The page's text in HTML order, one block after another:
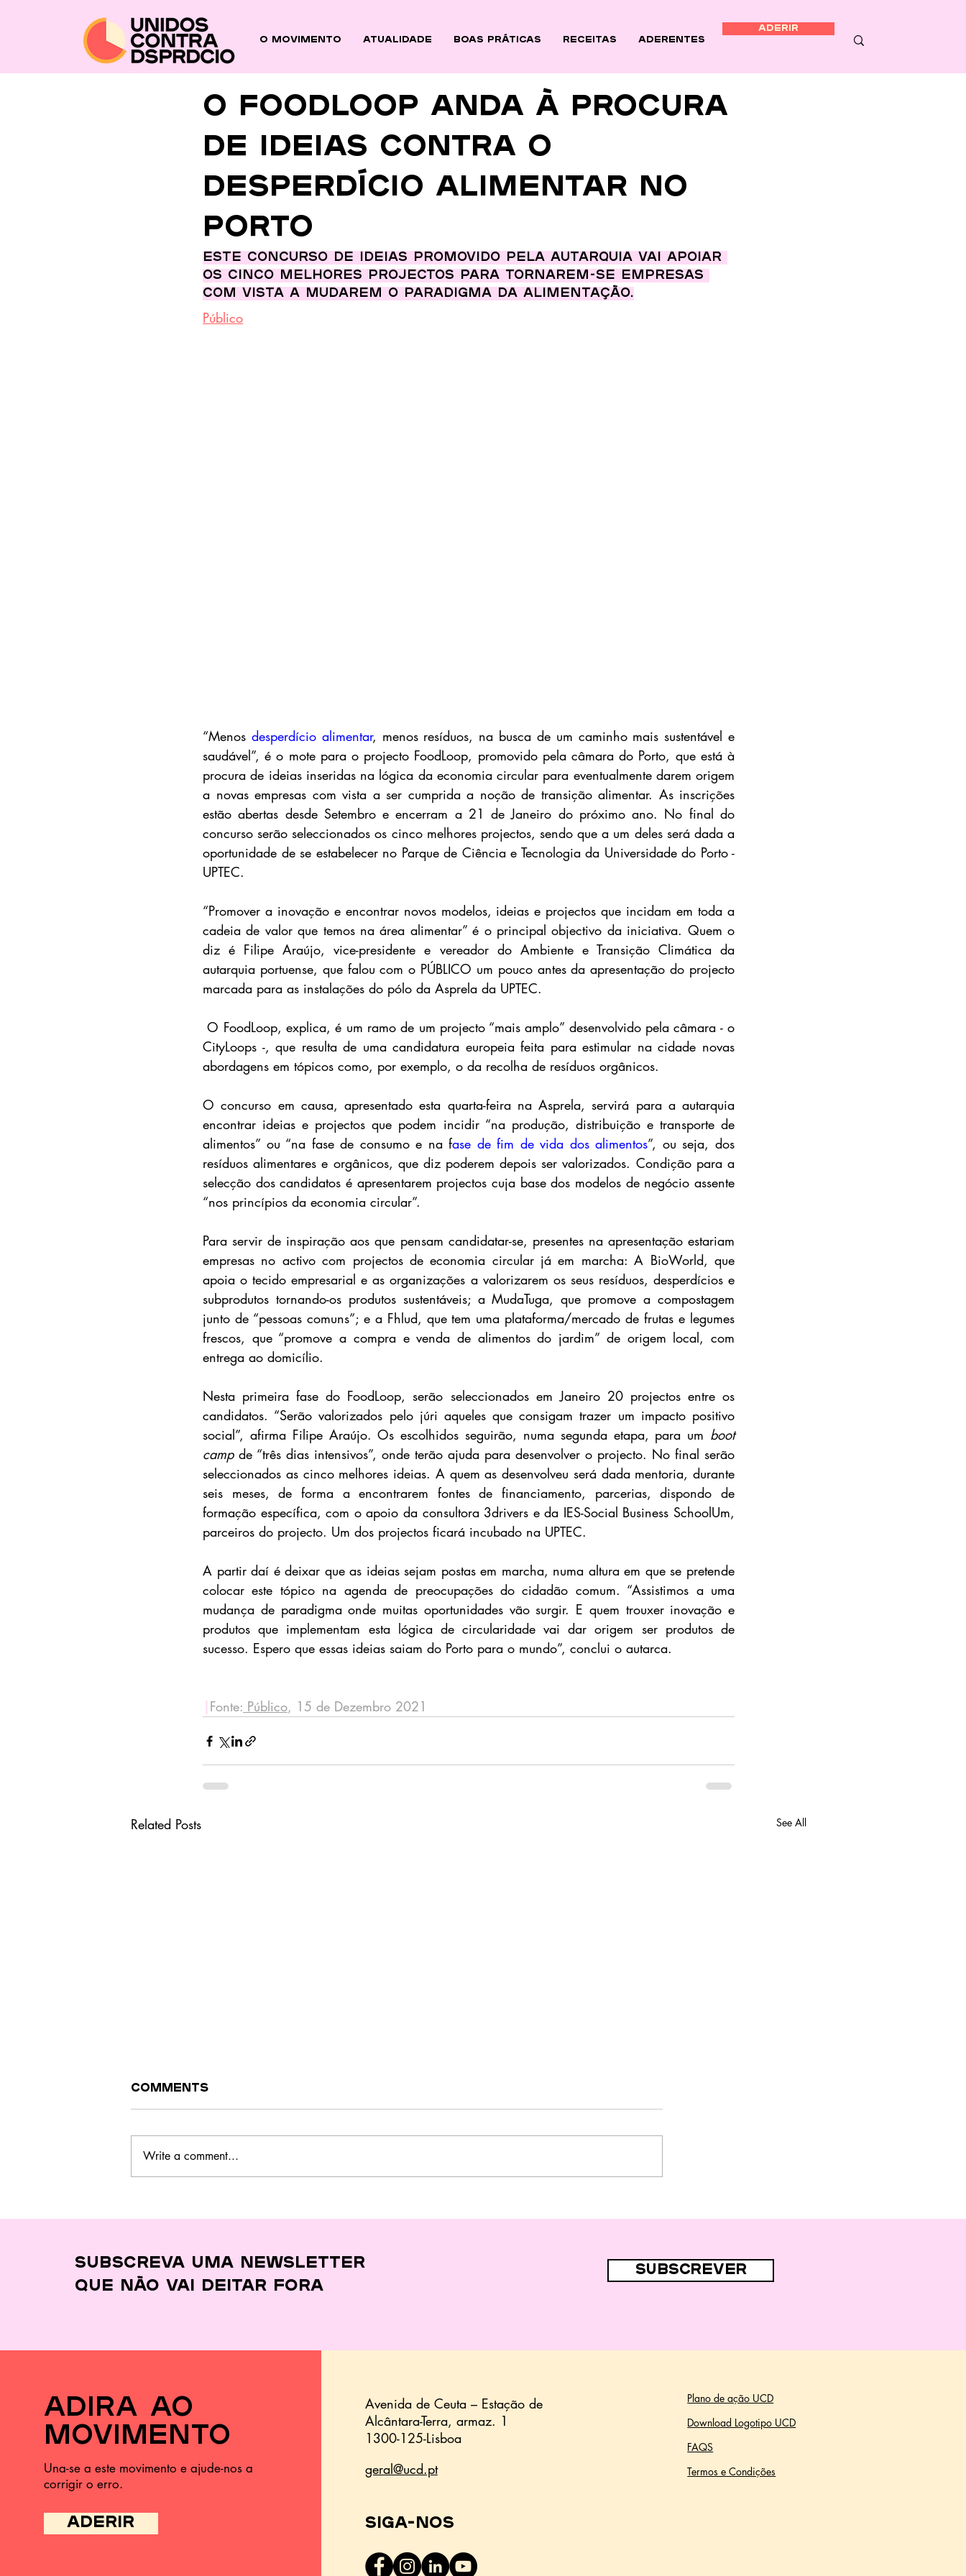
O Movimento ATUALIDADE BOAS PRÁTICAS Receitas Aderentes
ADERIR
O FoodLoop anda à procura
de ideias contra o
desperdício alimentar no
Porto
Este concurso de ideias promovido pela autarquia vai apoiar
os cinco melhores projectos para tornarem-se empresas
com vista a mudarem o paradigma da alimentação.
Público
“Menos desperdício alimentar, menos resíduos, na busca de um caminho mais sustentável e
saudável”, é o mote para o projecto FoodLoop, promovido pela câmara do Porto, que está à
procura de ideias inseridas na lógica da economia circular para eventualmente darem origem
a novas empresas com vista a ser cumprida a noção de transição alimentar. As inscrições
estão abertas desde Setembro e encerram a 21 de Janeiro do próximo ano. No final do
concurso serão seleccionados os cinco melhores projectos, sendo que a um deles será dada a
oportunidade de se estabelecer no Parque de Ciência e Tecnologia da Universidade do Porto -
UPTEC.
“Promover a inovação e encontrar novos modelos, ideias e projectos que incidam em toda a
cadeia de valor que temos na área alimentar” é o principal objectivo da iniciativa. Quem o
diz é Filipe Araújo, vice-presidente e vereador do Ambiente e Transição Climática da
autarquia portuense, que falou com o PÚBLICO um pouco antes da apresentação do projecto
marcada para as instalações do pólo da Asprela da UPTEC.
O FoodLoop, explica, é um ramo de um projecto “mais amplo” desenvolvido pela câmara - o
CityLoops -, que resulta de uma candidatura europeia feita para estimular na cidade novas
abordagens em tópicos como, por exemplo, o da recolha de resíduos orgânicos.
O concurso em causa, apresentado esta quarta-feira na Asprela, servirá para a autarquia
encontrar ideias e projectos que podem incidir “na produção, distribuição e transporte de
alimentos” ou “na fase de consumo e na fase de fim de vida dos alimentos”, ou seja, dos
resíduos alimentares e orgânicos, que diz poderem depois ser valorizados. Condição para a
selecção dos candidatos é apresentarem projectos cuja base dos modelos de negócio assente
“nos princípios da economia circular”.
Para servir de inspiração aos que pensam candidatar-se, presentes na apresentação estariam
empresas no activo com projectos de economia circular já em marcha: A BioWorld, que
apoia o tecido empresarial e as organizações a valorizarem os seus resíduos, desperdícios e
subprodutos tornando-os produtos sustentáveis; a MudaTuga, que promove a compostagem
junto de “pessoas comuns”; e a Fhlud, que tem uma plataforma/mercado de frutas e legumes
frescos, que “promove a compra e venda de alimentos do jardim” de origem local, com
entrega ao domicílio.
Nesta primeira fase do FoodLoop, serão seleccionados em Janeiro 20 projectos entre os
candidatos. “Serão valorizados pelo júri aqueles que consigam trazer um impacto positivo
social”, afirma Filipe Araújo. Os escolhidos seguirão, numa segunda etapa, para um boot
camp de “três dias intensivos”, onde terão ajuda para desenvolver o projecto. No final serão
seleccionados as cinco melhores ideias. A quem as desenvolveu será dada mentoria, durante
seis meses, de forma a encontrarem fontes de financiamento, parcerias, dispondo de
formação específica, com o apoio da consultora 3drivers e da IES-Social Business SchoolUm,
parceiros do projecto. Um dos projectos ficará incubado na UPTEC.
A partir daí é deixar que as ideias sejam postas em marcha, numa altura em que se pretende
colocar este tópico na agenda de preocupações do cidadão comum. “Assistimos a uma
mudança de paradigma onde muitas oportunidades vão surgir. E quem trouxer inovação e
produtos que implementam esta lógica de circularidade vai dar origem ser produtos de
sucesso. Espero que essas ideias saiam do Porto para o mundo”, conclui o autarca.
| Fonte: Público, 15 de Dezembro 2021
Related Posts See All
desperdiçar quase
nada
Comments
Write a comment...
Subscreva uma newsletter
que
não vai deitar fora
subscrever
adira ao
movimento
Una-se a este movimento e ajude-nos a
corrigir o erro.
ADERIR
Avenida de Ceuta – Estação de
Alcântara-Terra, armaz. 1
1300-125-Lisboa
geral@ucd.pt
Siga-nos
Plano de ação UCD
Download Logotipo UCD
FAQS
Termos e Condições